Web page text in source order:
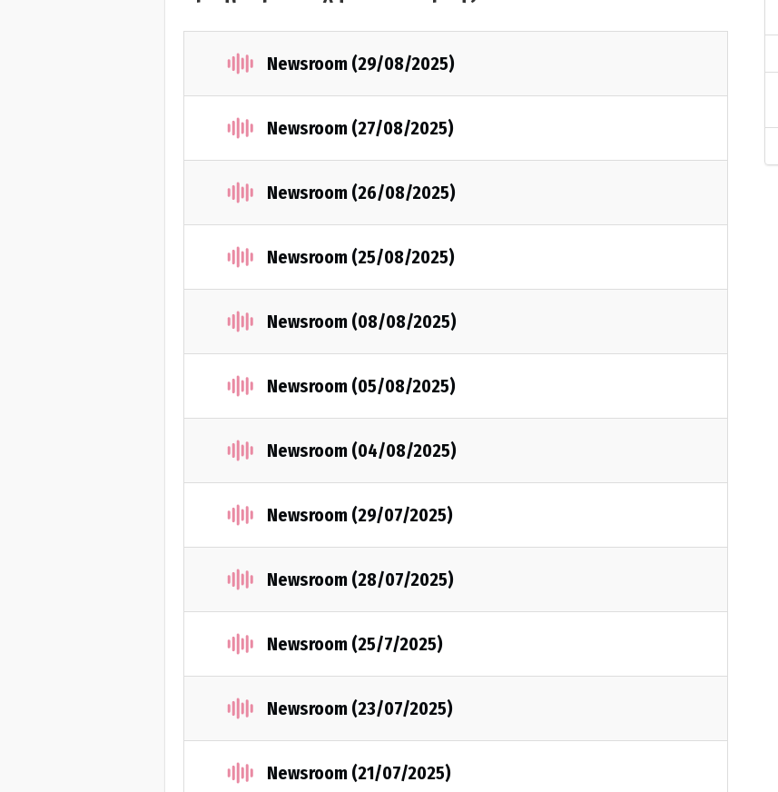
Newsroom (29/08/2025)
Newsroom (27/08/2025)
Newsroom (26/08/2025)
Newsroom (25/08/2025)
Newsroom (08/08/2025)
Newsroom (05/08/2025)
Newsroom (04/08/2025)
Newsroom (29/07/2025)
Newsroom (28/07/2025)
Newsroom (25/7/2025)
Newsroom (23/07/2025)
Newsroom (21/07/2025)